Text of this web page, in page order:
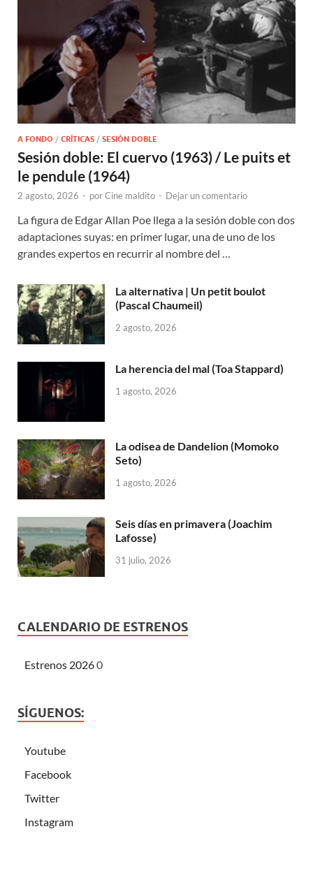
A FONDO / CRÍTICAS / SESIÓN DOBLE
Sesión doble: El cuervo (1963) / Le puits et
le pendule (1964)
2 agosto, 2026 - porCine maldito - Dejar un comentario
La figura de Edgar Allan Poe llega a la sesión doble con dos
adaptaciones suyas: en primer lugar, una de uno de los
grandes expertos en recurrir al nombre del …
La alternativa | Un petit boulot
(Pascal Chaumeil)
2 agosto, 2026
La herencia del mal (Toa Stappard)
1 agosto, 2026
La odisea de Dandelion (Momoko
Seto)
1 agosto, 2026
Seis días en primavera (Joachim
Lafosse)
31 julio, 2026
CALENDARIO DE ESTRENOS
Estrenos 20260
SÍGUENOS:
Youtube
Facebook
Twitter
Instagram